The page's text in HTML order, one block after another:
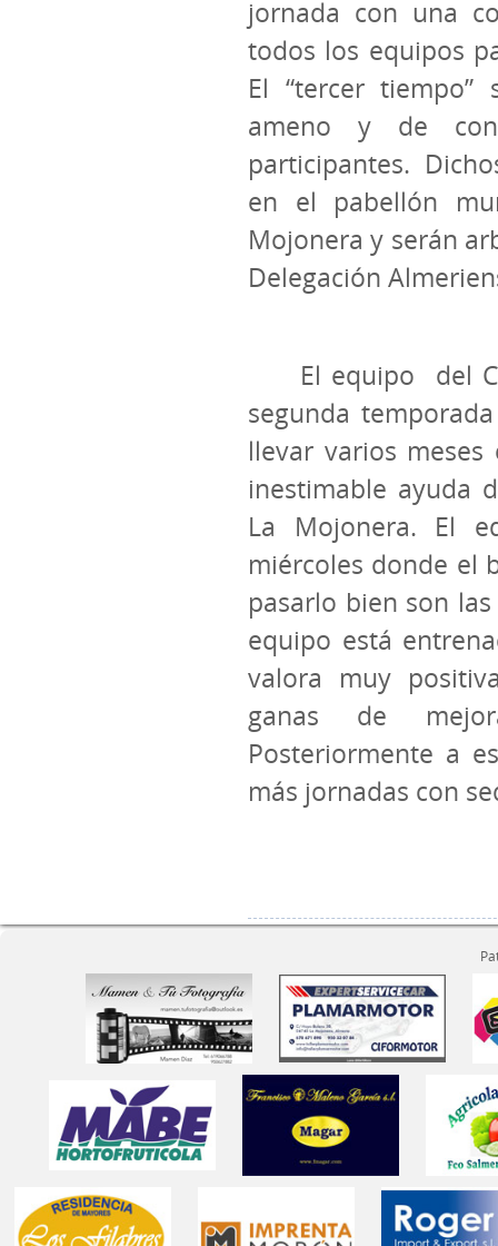
jornada con una
todos los equipos
El “tercer
ameno y de
participantes.
en el pabellón
Mojonera y serán
Delegación
El equipo
del
segunda
llevar varios
inestimable ayuda
La Mojonera. El
miércoles donde el
pasarlo bien son
equipo está
valora muy
ganas de
Posteriormente a
más jornadas con